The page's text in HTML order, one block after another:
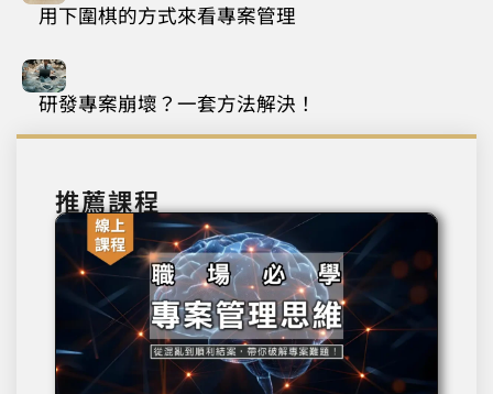
用下圍棋的方式來看專案管理
研發專案崩壞？一套方法解決！
推薦課程